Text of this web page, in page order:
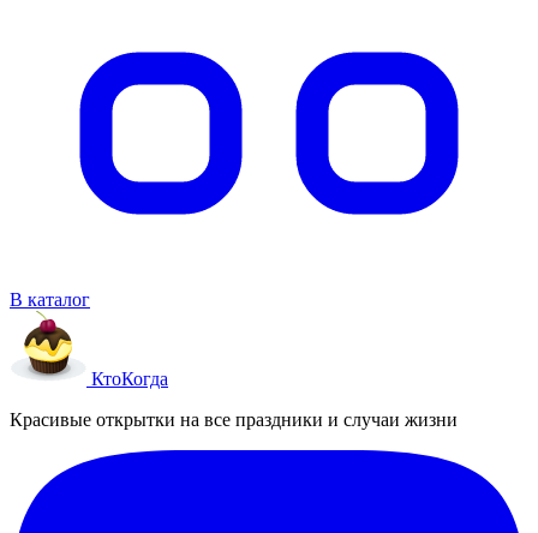
В каталог
КтоКогда
Красивые открытки на все праздники и случаи жизни